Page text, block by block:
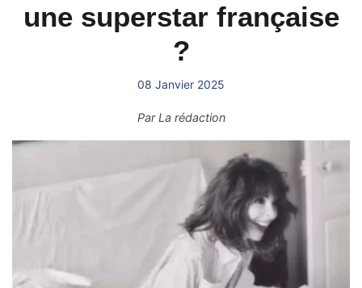
une superstar française
?
08 Janvier 2025
ParLa rédaction